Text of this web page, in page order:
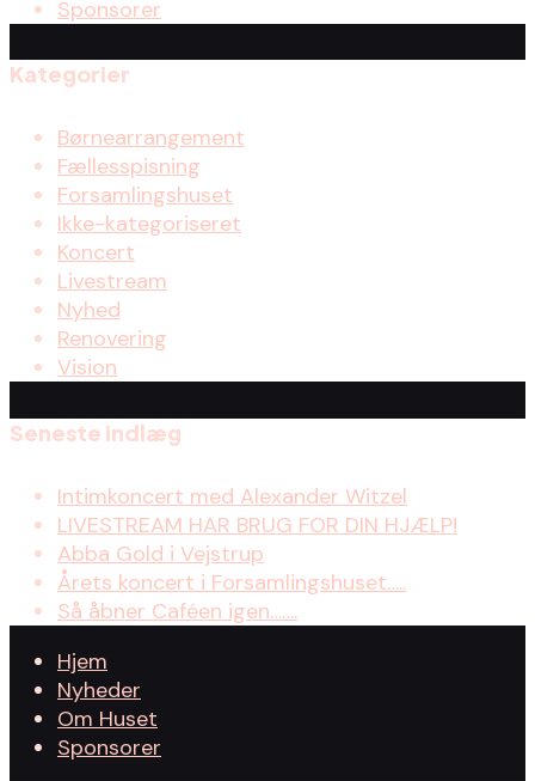
Sponsorer
Kategorier
Børnearrangement
Fællesspisning
Forsamlingshuset
Ikke-kategoriseret
Koncert
Livestream
Nyhed
Renovering
Vision
Seneste indlæg
Intimkoncert med Alexander Witzel
LIVESTREAM HAR BRUG FOR DIN HJÆLP!
Abba Gold i Vejstrup
Årets koncert i Forsamlingshuset…..
Så åbner Caféen igen…….
Hjem
Nyheder
Om Huset
Sponsorer